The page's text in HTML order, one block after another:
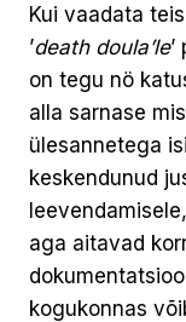
Kui vaadata
’death doula’le’
on tegu nö
alla sarnase
ülesannetega
keskendunud
aga aitavad
kogukonnas